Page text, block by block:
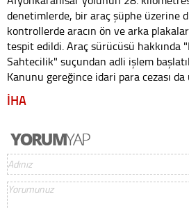
denetimlerde, bir araç şüphe üzerine
kontrollerde aracın ön ve arka
tespit edildi. Araç sürücüsü hakkında
Sahtecilik" suçundan adli işlem
Kanunu gereğince idari para cezası da
İHA